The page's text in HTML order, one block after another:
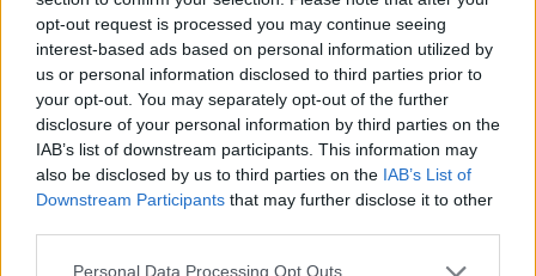
opt-out request is processed you may continue seeing
interest-based ads based on personal information utilized by
us or personal information disclosed to third parties prior to
your opt-out. You may separately opt-out of the further
disclosure of your personal information by third parties on the
IAB’s list of downstream participants. This information may
also be disclosed by us to third parties on the IAB’s List of
Downstream Participants that may further disclose it to other
Personal Data Processing Opt Outs
7 d'agost de 2026
Amposta recupera les Cases del Castell
i culmina un projecte estratègic que
vincula patrimoni, turisme i
gastronomia
6 d'agost de 2026
Els vestits de paper guanyen força